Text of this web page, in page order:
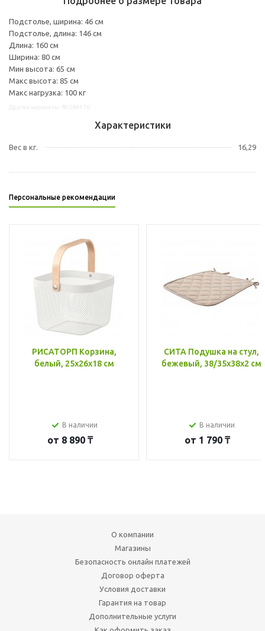
Подстолье, ширина: 46 см
Подстолье, длина: 146 см
Длина: 160 см
Ширина: 80 см
Мин высота: 65 см
Макс высота: 85 см
Макс нагрузка: 100 кг
Характеристики
Вес в кг. 16,29
Персональные рекомендации
РИСАТОРП Корзина,
белый, 25x26x18 см
В наличии
от 8 890 ₸
СИТА Подушка на стул,
бежевый, 38/35x38x2 см
В наличии
от 1 790 ₸
О компании
Магазины
Безопасность онлайн платежей
Договор оферта
Условия доставки
Гарантия на товар
Дополнительные услуги